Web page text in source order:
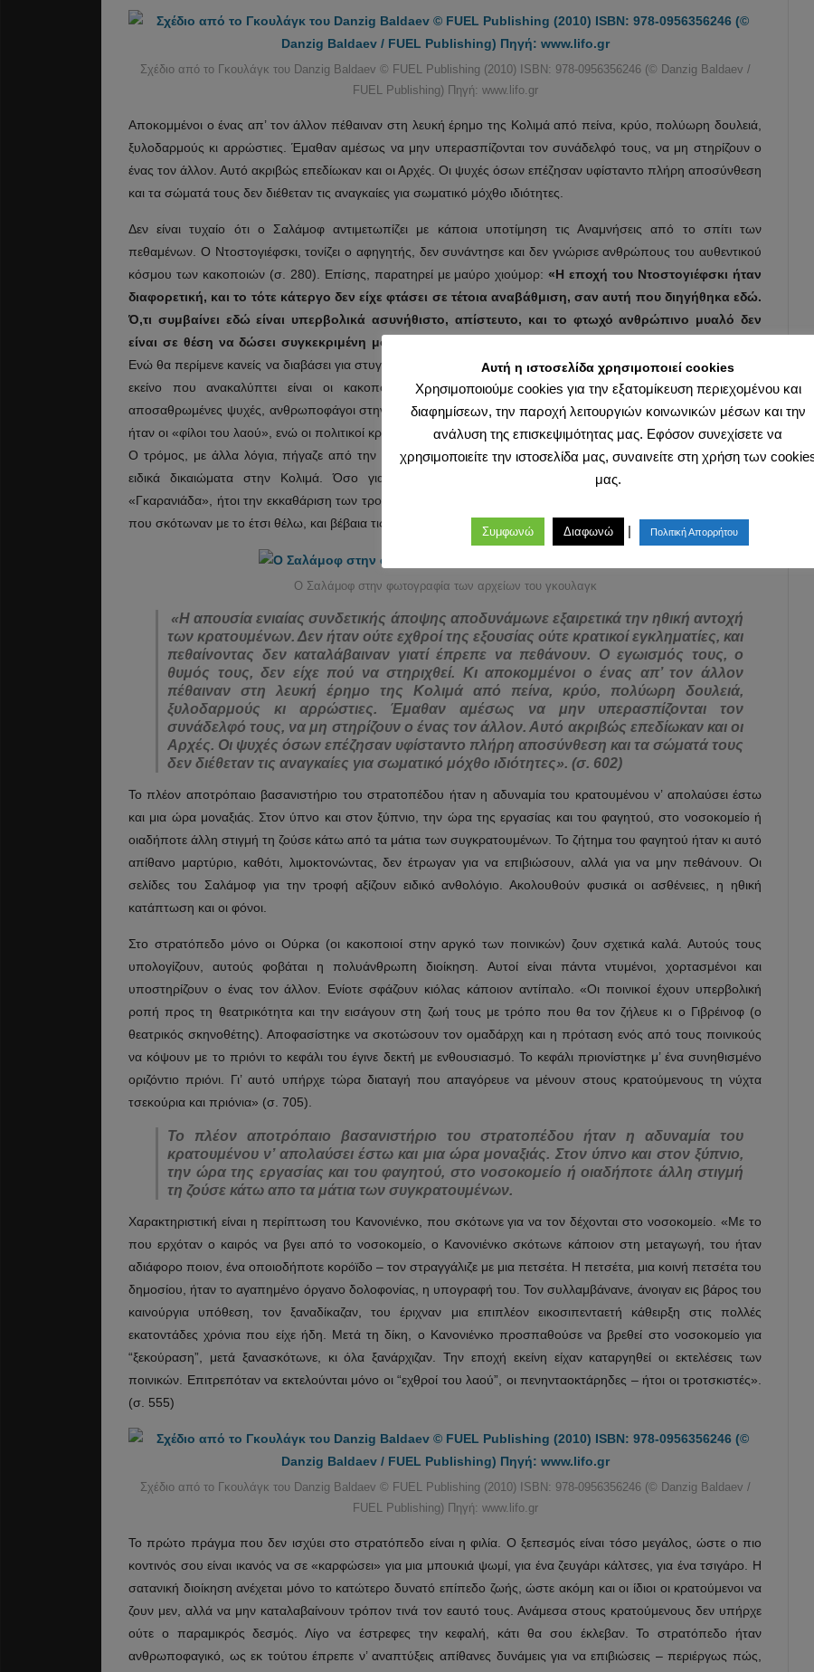
Σχέδιο από το Γκουλάγκ του Danzig Baldaev © FUEL Publishing (2010) ISBN: 978-0956356246 (© Danzig Baldaev /
FUEL Publishing) Πηγή: www.lifo.gr
Αποκομμένοι ο ένας απ’ τον άλλον πέθαιναν στη λευκή έρημο της Κολιμά από πείνα, κρύο, πολύωρη δουλειά,
ξυλοδαρμούς κι αρρώστιες. Έμαθαν αμέσως να μην υπερασπίζονται τον συνάδελφό τους, να μη στηρίζουν ο
ένας τον άλλον. Αυτό ακριβώς επεδίωκαν και οι Αρχές. Οι ψυχές όσων επέζησαν υφίσταντο πλήρη αποσύνθεση
και τα σώματά τους δεν διέθεταν τις αναγκαίες για σωματικό μόχθο ιδιότητες.
Δεν είναι τυχαίο ότι ο Σαλάμοφ αντιμετωπίζει με κάποια υποτίμηση τις Αναμνήσεις από το σπίτι των
πεθαμένων. Ο Ντοστογιέφσκι, τονίζει ο αφηγητής, δεν συνάντησε και δεν γνώρισε ανθρώπους του αυθεντικού
κόσμου των κακοποιών (σ. 280). Επίσης, παρατηρεί με μαύρο χιούμορ:«Η εποχή του Ντοστογιέφσκι ήταν
διαφορετική, και το τότε κάτεργο δεν είχε φτάσει σε τέτοια αναβάθμιση, σαν αυτή που διηγήθηκα εδώ.
Ό,τι συμβαίνει εδώ είναι υπερβολικά ασυνήθιστο, απίστευτο, και το φτωχό ανθρώπινο μυαλό δεν
είναι σε θέση να δώσει συγκεκριμένη μορφή στην εδώ ζωή…»
Ενώ θα περίμενε κανείς να διαβάσει για στυγνούς ανθρωποφύλακες του καθεστώτος -που δεν λείπουν βέβαια-,
εκείνο που ανακαλύπτει είναι οι κακοποιοί, τα απίθανα ανθρωπάρια (φονιάδες, κλέφτες, ανώμαλοι,
αποσαθρωμένες ψυχές, ανθρωποφάγοι στην κυριολεξία) που είχαν ειδικό ρόλο στο στρατόπεδο. Οι κακοποιοί
ήταν οι «φίλοι του λαού», ενώ οι πολιτικοί κρατούμενοι αποτελούσαν την απεχθή μάζα των «εχθρών του λαού».
Ο τρόμος, με άλλα λόγια, πήγαζε από την καθημερινή συνύπαρξη με τα κατακάθια της κοινωνίας που είχαν
ειδικά δικαιώματα στην Κολιμά. Όσο για τους πολιτικούς εξόριστους, αυτούς που υπόκεινταν στην
«Γκαρανιάδα», ήτοι την εκκαθάριση των τροτσκιστών, είχαν να αντιμετωπίσουν δυο μέτωπα: τους κακοποιούς
που σκότωναν με το έτσι θέλω, και βέβαια τις Αρχές.
Ο Σαλάμοφ στην φωτογραφία των αρχείων του γκουλαγκ
«Η απουσία ενιαίας συνδετικής άποψης αποδυνάμωνε εξαιρετικά την ηθική αντοχή
των κρατουμένων. Δεν ήταν ούτε εχθροί της εξουσίας ούτε κρατικοί εγκληματίες, και
πεθαίνοντας δεν καταλάβαιναν γιατί έπρεπε να πεθάνουν. Ο εγωισμός τους, ο
θυμός τους, δεν είχε πού να στηριχθεί. Κι αποκομμένοι ο ένας απ’ τον άλλον
πέθαιναν στη λευκή έρημο της Κολιμά από πείνα, κρύο, πολύωρη δουλειά,
ξυλοδαρμούς κι αρρώστιες. Έμαθαν αμέσως να μην υπερασπίζονται τον
συνάδελφό τους, να μη στηρίζουν ο ένας τον άλλον. Αυτό ακριβώς επεδίωκαν και οι
Αρχές. Οι ψυχές όσων επέζησαν υφίσταντο πλήρη αποσύνθεση και τα σώματά τους
δεν διέθεταν τις αναγκαίες για σωματικό μόχθο ιδιότητες». (σ. 602)
Το πλέον αποτρόπαιο βασανιστήριο του στρατοπέδου ήταν η αδυναμία του κρατουμένου ν’ απολαύσει έστω
και μια ώρα μοναξιάς. Στον ύπνο και στον ξύπνιο, την ώρα της εργασίας και του φαγητού, στο νοσοκομείο ή
οιαδήποτε άλλη στιγμή τη ζούσε κάτω από τα μάτια των συγκρατουμένων. Το ζήτημα του φαγητού ήταν κι αυτό
απίθανο μαρτύριο, καθότι, λιμοκτονώντας, δεν έτρωγαν για να επιβιώσουν, αλλά για να μην πεθάνουν. Οι
σελίδες του Σαλάμοφ για την τροφή αξίζουν ειδικό ανθολόγιο. Ακολουθούν φυσικά οι ασθένειες, η ηθική
κατάπτωση και οι φόνοι.
Στο στρατόπεδο μόνο οι Ούρκα (οι κακοποιοί στην αργκό των ποινικών) ζουν σχετικά καλά. Αυτούς τους
υπολογίζουν, αυτούς φοβάται η πολυάνθρωπη διοίκηση. Αυτοί είναι πάντα ντυμένοι, χορτασμένοι και
υποστηρίζουν ο ένας τον άλλον. Ενίοτε σφάζουν κιόλας κάποιον αντίπαλο. «Οι ποινικοί έχουν υπερβολική
ροπή προς τη θεατρικότητα και την εισάγουν στη ζωή τους με τρόπο που θα τον ζήλευε κι ο Γιβρέινοφ (ο
θεατρικός σκηνοθέτης). Αποφασίστηκε να σκοτώσουν τον ομαδάρχη και η πρόταση ενός από τους ποινικούς
να κόψουν με το πριόνι το κεφάλι του έγινε δεκτή με ενθουσιασμό. Το κεφάλι πριονίστηκε μ’ ένα συνηθισμένο
οριζόντιο πριόνι. Γι’ αυτό υπήρχε τώρα διαταγή που απαγόρευε να μένουν στους κρατούμενους τη νύχτα
τσεκούρια και πριόνια» (σ. 705).
Το πλέον αποτρόπαιο βασανιστήριο του στρατοπέδου ήταν η αδυναμία του
κρατουμένου ν’ απολαύσει έστω και μια ώρα μοναξιάς. Στον ύπνο και στον ξύπνιο,
την ώρα της εργασίας και του φαγητού, στο νοσοκομείο ή οιαδήποτε άλλη στιγμή
τη ζούσε κάτω απο τα μάτια των συγκρατουμένων.
Χαρακτηριστική είναι η περίπτωση του Κανονιένκο, που σκότωνε για να τον δέχονται στο νοσοκομείο. «Με το
που ερχόταν ο καιρός να βγει από το νοσοκομείο, ο Κανονιένκο σκότωνε κάποιον στη μεταγωγή, του ήταν
αδιάφορο ποιον, ένα οποιοδήποτε κορόϊδο – τον στραγγάλιζε με μια πετσέτα. Η πετσέτα, μια κοινή πετσέτα του
δημοσίου, ήταν το αγαπημένο όργανο δολοφονίας, η υπογραφή του. Τον συλλαμβάνανε, άνοιγαν εις βάρος του
καινούργια υπόθεση, τον ξαναδίκαζαν, του έριχναν μια επιπλέον εικοσιπενταετή κάθειρξη στις πολλές
εκατοντάδες χρόνια που είχε ήδη. Μετά τη δίκη, ο Κανονιένκο προσπαθούσε να βρεθεί στο νοσοκομείο για
“ξεκούραση”, μετά ξανασκότωνε, κι όλα ξανάρχιζαν. Την εποχή εκείνη είχαν καταργηθεί οι εκτελέσεις των
ποινικών. Επιτρεπόταν να εκτελούνται μόνο οι “εχθροί του λαού”, οι πενηνταοκτάρηδες – ήτοι οι τροτσκιστές».
(σ. 555)
Σχέδιο από το Γκουλάγκ του Danzig Baldaev © FUEL Publishing (2010) ISBN: 978-0956356246 (© Danzig Baldaev /
FUEL Publishing) Πηγή: www.lifo.gr
Το πρώτο πράγμα που δεν ισχύει στο στρατόπεδο είναι η φιλία. Ο ξεπεσμός είναι τόσο μεγάλος, ώστε ο πιο
κοντινός σου είναι ικανός να σε «καρφώσει» για μια μπουκιά ψωμί, για ένα ζευγάρι κάλτσες, για ένα τσιγάρο. Η
σατανική διοίκηση ανέχεται μόνο το κατώτερο δυνατό επίπεδο ζωής, ώστε ακόμη και οι ίδιοι οι κρατούμενοι να
ζουν μεν, αλλά να μην καταλαβαίνουν τρόπον τινά τον εαυτό τους. Ανάμεσα στους κρατούμενους δεν υπήρχε
ούτε ο παραμικρός δεσμός. Λίγο να έστρεφες την κεφαλή, κάτι θα σου έκλεβαν. Το στρατόπεδο ήταν
ανθρωποφαγικό, ως εκ τούτου έπρεπε ν’ αναπτύξεις απίθανες δυνάμεις για να επιβιώσεις – περιέργως πώς,
Αυτή η ιστοσελίδα χρησιμοποιεί cookies
Χρησιμοποιούμε cookies για την εξατομίκευση περιεχομένου και
διαφημίσεων, την παροχή λειτουργιών κοινωνικών μέσων και την
ανάλυση της επισκεψιμότητας μας. Εφόσον συνεχίσετε να
χρησιμοποιείτε την ιστοσελίδα μας, συναινείτε στη χρήση των
μας.
Συμφωνώ Διαφωνώ | Πολιτική Απορρήτου